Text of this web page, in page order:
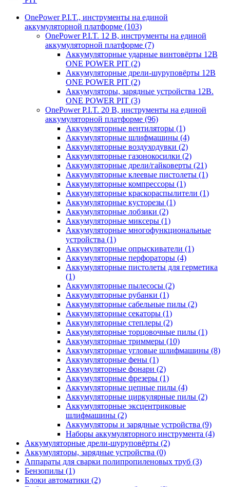
OnePower P.I.T., инструменты на единой
аккумуляторной платформе (103)
OnePower P.I.T. 12 В, инструменты на единой
аккумуляторной платформе (7)
Аккумуляторные ударные винтовёрты 12В
ONE POWER PIT (2)
Аккумуляторные дрели-шуруповёрты 12В
ONE POWER PIT (2)
Аккумуляторы, зарядные устройства 12В.
ONE POWER PIT (3)
OnePower P.I.T. 20 В, инструменты на единой
аккумуляторной платформе (96)
Аккумуляторные вентиляторы (1)
Аккумуляторные шлифмашины (4)
Аккумуляторные воздуходувки (2)
Аккумуляторные газонокосилки (2)
Аккумуляторные дрели/гайковерты (21)
Аккумуляторные клеевые пистолеты (1)
Аккумуляторные компрессоры (1)
Аккумуляторные краскораспылители (1)
Аккумуляторные кусторезы (1)
Аккумуляторные лобзики (2)
Аккумуляторные миксеры (1)
Аккумуляторные многофункциональные
устройства (1)
Аккумуляторные опрыскиватели (1)
Аккумуляторные перфораторы (4)
Аккумуляторные пистолеты для герметика
(1)
Аккумуляторные пылесосы (2)
Аккумуляторные рубанки (1)
Аккумуляторные сабельные пилы (2)
Аккумуляторные секаторы (1)
Аккумуляторные степлеры (2)
Аккумуляторные торцовочные пилы (1)
Аккумуляторные триммеры (10)
Аккумуляторные угловые шлифмашины (8)
Аккумуляторные фены (1)
Аккумуляторные фонари (2)
Аккумуляторные фрезеры (1)
Аккумуляторные цепные пилы (4)
Аккумуляторные циркулярные пилы (2)
Аккумуляторные эксцентриковые
шлифмашины (2)
Аккумуляторы и зарядные устройства (9)
Наборы аккумуляторного инструмента (4)
Аккумуляторные дрели-шуруповёрты (2)
Аккумуляторы, зарядные устройства (0)
Аппараты для сварки полипропиленовых труб (3)
Бензопилы (1)
Блоки автоматики (2)